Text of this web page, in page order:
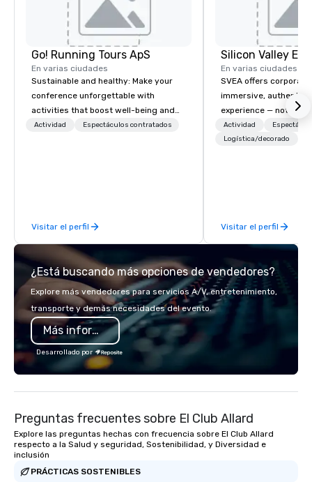
Go! Running Tours ApS
En varias ciudades
Sustainable and healthy: Make your
conference unforgettable with
activities that boost well-being and
lower carbon footprints. Explore the
Actividad Espectáculos contratados
Visitar el perfil
En varias ciudades
SVEA offers
immersive, authentic
experience — not a
transformation. We
facilitate custom
offsites. Whether
think like a Silicon
world's fastest-
or walk away with a
innovation playbook,
the Valley. Ideal for
seniority, and
Actividad
Logística/decorado
Visitar el perfil
¿Está buscando más opciones de vendedores?
Explore más vendedores para servicios A/V, entretenimiento,
transporte y demás necesidades del evento.
Más información
Desarrollado por
Preguntas frecuentes sobre El Club Allard
Explore las preguntas hechas con frecuencia sobre El Club Allard
respecto a la Salud y seguridad, Sostenibilidad, y Diversidad e
inclusión
PRÁCTICAS SOSTENIBLES